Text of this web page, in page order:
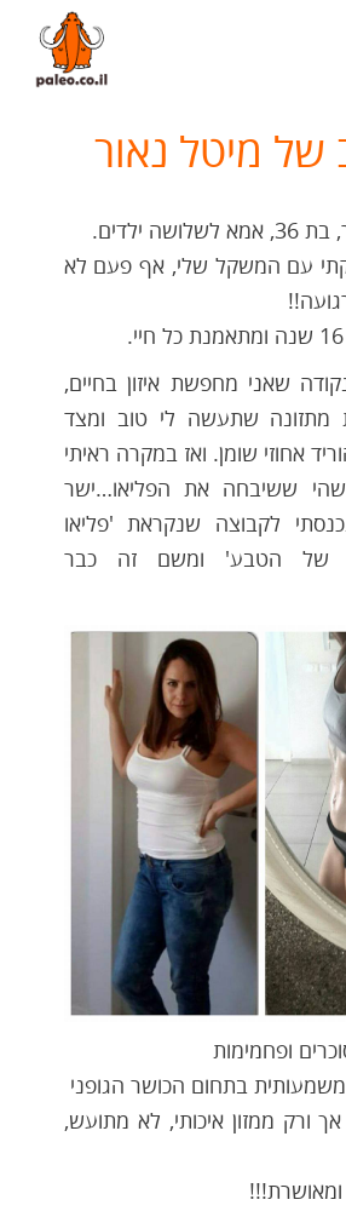
של מיטל נאור
ילדים.
עם המשקל שלי, אף פעם לא
שאני מחפשת איזון בחיים,
מתזונה שתעשה לי טוב ומצד
אחוזי שומן. ואז במקרה ראיתי
ששיבחה את הפליאו…ישר
לקבוצה שנקראת 'פליאו
של הטבע' ומשם זה כבר
אך ורק ממזון איכותי, לא מתועש,